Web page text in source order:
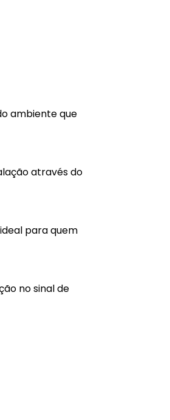
ambiente que
através do
para quem
no sinal de